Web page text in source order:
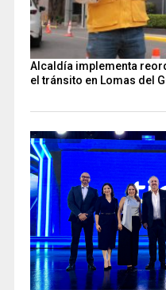
Alcaldía implementa
el tránsito en Lomas del